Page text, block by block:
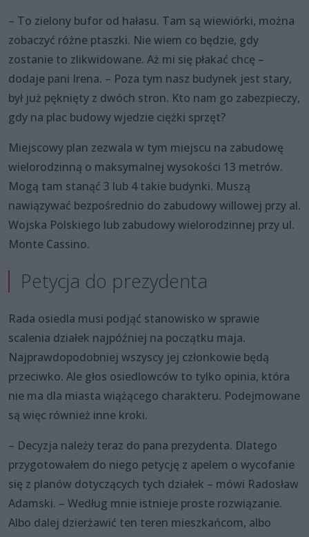
– To zielony bufor od hałasu. Tam są wiewiórki, można
zobaczyć różne ptaszki. Nie wiem co będzie, gdy
zostanie to zlikwidowane. Aż mi się płakać chcę –
dodaje pani Irena. – Poza tym nasz budynek jest stary,
był już pęknięty z dwóch stron. Kto nam go zabezpieczy,
gdy na plac budowy wjedzie ciężki sprzęt?
Miejscowy plan zezwala w tym miejscu na zabudowę
wielorodzinną o maksymalnej wysokości 13 metrów.
Mogą tam stanąć 3 lub 4 takie budynki. Muszą
nawiązywać bezpośrednio do zabudowy willowej przy al.
Wojska Polskiego lub zabudowy wielorodzinnej przy ul.
Monte Cassino.
Petycja do prezydenta
Rada osiedla musi podjąć stanowisko w sprawie
scalenia działek najpóźniej na początku maja.
Najprawdopodobniej wszyscy jej członkowie będą
przeciwko. Ale głos osiedlowców to tylko opinia, która
nie ma dla miasta wiążącego charakteru. Podejmowane
są więc również inne kroki.
– Decyzja należy teraz do pana prezydenta. Dlatego
przygotowałem do niego petycję z apelem o wycofanie
się z planów dotyczących tych działek – mówi Radosław
Adamski. – Według mnie istnieje proste rozwiązanie.
Albo dalej dzierżawić ten teren mieszkańcom, albo